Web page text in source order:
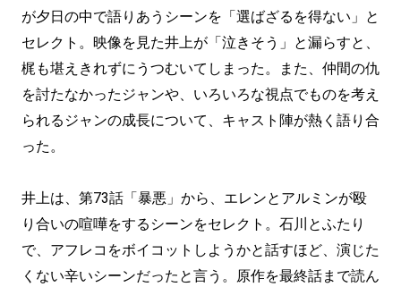
が夕日の中で語りあうシーンを「選ばざるを得ない」と
セレクト。映像を見た井上が「泣きそう」と漏らすと、
梶も堪えきれずにうつむいてしまった。また、仲間の仇
を討たなかったジャンや、いろいろな視点でものを考え
られるジャンの成長について、キャスト陣が熱く語り合
った。
井上は、第73話「暴悪」から、エレンとアルミンが殴
り合いの喧嘩をするシーンをセレクト。石川とふたり
で、アフレコをボイコットしようかと話すほど、演じた
くない辛いシーンだったと言う。原作を最終話まで読ん